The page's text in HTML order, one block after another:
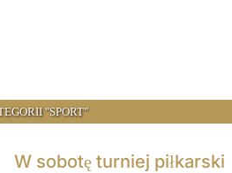
"SPORT"
W sobotę turniej piłkarski